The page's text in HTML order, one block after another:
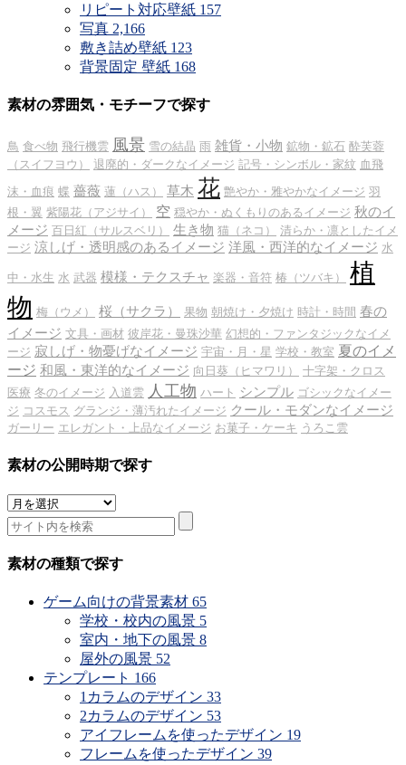
リピート対応壁紙 157
写真 2,166
敷き詰め壁紙 123
背景固定 壁紙 168
素材の雰囲気・モチーフで探す
鳥 食べ物 飛行機雲 風景 雪の結晶 雨 雑貨・小物 鉱物・鉱石 酔芙蓉
（スイフヨウ）
退廃的・ダークなイメージ 記号・シンボル・家紋 血飛
沫・血痕 蝶 薔薇 蓮（ハス） 草木 花 艶やか・雅やかなイメージ 羽
根・翼 紫陽花（アジサイ） 空 穏やか・ぬくもりのあるイメージ 秋のイ
メージ 百日紅（サルスベリ） 生き物 猫（ネコ）
清らか・凛としたイメ
ージ 涼しげ・透明感のあるイメージ 洋風・西洋的なイメージ 水
中・水生 水 武器 模様・テクスチャ 楽器・音符 椿（ツバキ）
植
物 梅（ウメ） 桜（サクラ） 果物 朝焼け・夕焼け 時計・時間 春の
イメージ 文具・画材 彼岸花・曼珠沙華 幻想的・ファンタジックなイメ
ージ 寂しげ・物憂げなイメージ 宇宙・月・星 学校・教室 夏のイメ
ージ 和風・東洋的なイメージ 向日葵（ヒマワリ）
十字架・クロス
医療 冬のイメージ 入道雲 人工物 ハート シンプル ゴシックなイメー
ジ コスモス グランジ・薄汚れたイメージ クール・モダンなイメージ
ガーリー エレガント・上品なイメージ お菓子・ケーキ うろこ雲
素材の公開時期で探す
素
材
の
公
素材の種類で探す
ゲーム向けの背景素材 65
学校・校内の風景 5
室内・地下の風景 8
屋外の風景 52
テンプレート 166
1カラムのデザイン 33
2カラムのデザイン 53
アイフレームを使ったデザイン 19
フレームを使ったデザイン 39